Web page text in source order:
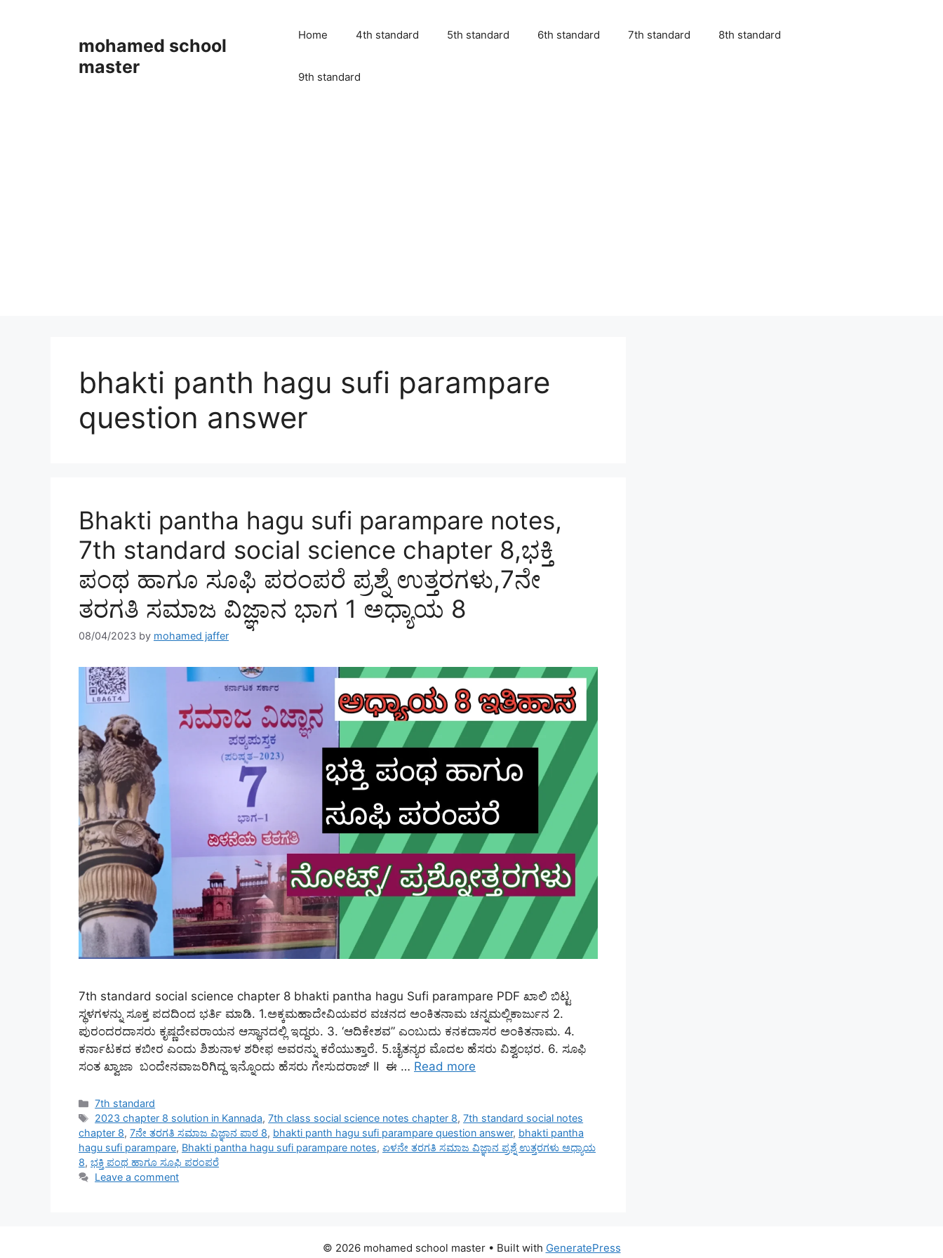
mohamed school
master
Home 4th standard 5th standard 6th standard 7th standard 8th standard
9th standard
bhakti panth hagu sufi parampare
question answer
Bhakti pantha hagu sufi parampare notes,
7th standard social science chapter 8,ಭಕ್ತಿ
ಪಂಥ ಹಾಗೂ ಸೂಫಿ ಪರಂಪರೆ ಪ್ರಶ್ನೆ ಉತ್ತರಗಳು,7ನೇ
ತರಗತಿ ಸಮಾಜ ವಿಜ್ಞಾನ ಭಾಗ 1 ಅಧ್ಯಾಯ 8
08/04/2023 by mohamed jaffer
7th standard social science chapter 8 bhakti pantha hagu Sufi parampare PDF ಖಾಲಿ ಬಿಟ್ಟ
ಸ್ಥಳಗಳನ್ನು ಸೂಕ್ತ ಪದದಿಂದ ಭರ್ತಿ ಮಾಡಿ. 1.ಅಕ್ಕಮಹಾದೇವಿಯವರ ವಚನದ ಅಂಕಿತನಾಮ ಚನ್ನಮಲ್ಲಿಕಾರ್ಜುನ 2.
ಪುರಂದರದಾಸರು ಕೃಷ್ಣದೇವರಾಯನ ಆಸ್ಥಾನದಲ್ಲಿ ಇದ್ದರು. 3. ‘ಆದಿಕೇಶವ” ಎಂಬುದು ಕನಕದಾಸರ ಅಂಕಿತನಾಮ. 4.
ಕರ್ನಾಟಕದ ಕಬೀರ ಎಂದು ಶಿಶುನಾಳ ಶರೀಫ ಅವರನ್ನು ಕರೆಯುತ್ತಾರೆ. 5.ಚೈತನ್ಯರ ಮೊದಲ ಹೆಸರು ವಿಶ್ವಂಭರ. 6. ಸೂಫಿ
ಸಂತ ಖ್ವಾಜಾ ಬಂದೇನವಾಜರಿಗಿದ್ದ ಇನ್ನೊಂದು ಹೆಸರು ಗೇಸುದರಾಜ್ II ಈ … Read more
Categories
7th standard
Tags
2023 chapter 8 solution in Kannada,7th class social science notes chapter 8,7th standard social notes
chapter 8, 7ನೇ ತರಗತಿ ಸಮಾಜ ವಿಜ್ಞಾನ ಪಾಠ 8, bhakti panth hagu sufi parampare question answer, bhakti pantha
hagu sufi parampare, Bhakti pantha hagu sufi parampare notes, ಏಳನೇ ತರಗತಿ ಸಮಾಜ ವಿಜ್ಞಾನ ಪ್ರಶ್ನೆ ಉತ್ತರಗಳು ಅಧ್ಯಾಯ
8, ಭಕ್ತಿ ಪಂಥ ಹಾಗೂ ಸೂಫಿ ಪರಂಪರೆ
Leave a comment
© 2026 mohamed school master• Built with GeneratePress